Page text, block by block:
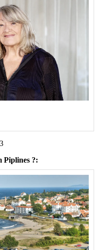
Piplines ?: